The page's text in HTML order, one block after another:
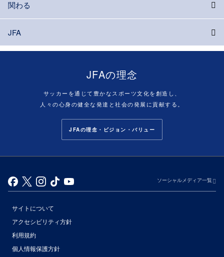
関わる
JFA
JFAの理念
サッカーを通じて豊かなスポーツ文化を創造し、
人々の心身の健全な発達と社会の発展に貢献する。
JFAの理念・ビジョン・バリュー
ソーシャルメディア一覧
サイトについて
アクセシビリティ方針
利用規約
個人情報保護方針